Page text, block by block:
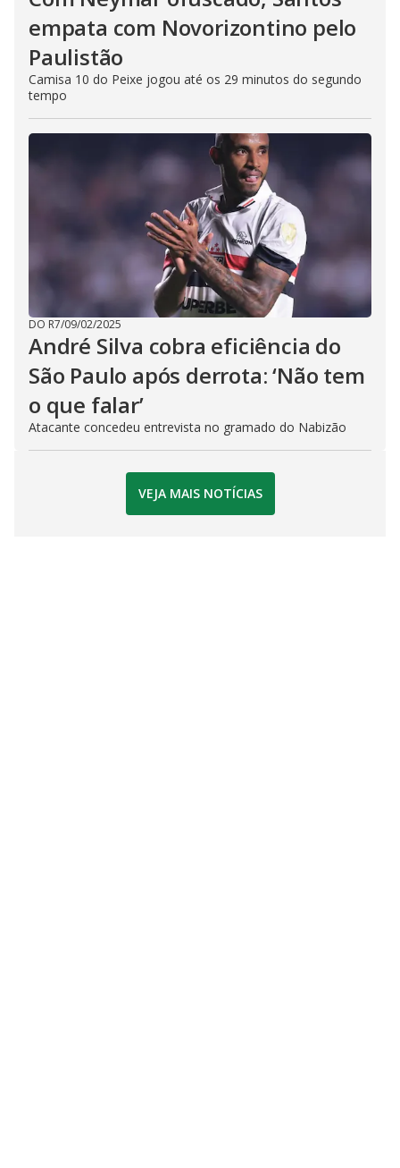
empata com Novorizontino pelo
Paulistão
Camisa 10 do Peixe jogou até os 29 minutos do segundo
tempo
DO R7/09/02/2025
André Silva cobra eficiência do
São Paulo após derrota: ‘Não tem
o que falar’
Atacante concedeu entrevista no gramado do Nabizão
VEJA MAIS NOTÍCIAS